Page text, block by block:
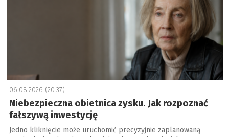
06.08.2026 (20:37)
Niebezpieczna obietnica zysku. Jak rozpoznać
fałszywą inwestycję
Jedno kliknięcie może uruchomić precyzyjnie zaplanowaną